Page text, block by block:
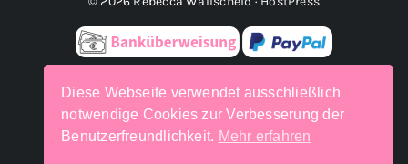
BESTELLUNG WIDERRUFEN
Diese Webseite verwendet ausschließlich
notwendige Cookies zur Verbesserung der
Benutzerfreundlichkeit. Mehr erfahren